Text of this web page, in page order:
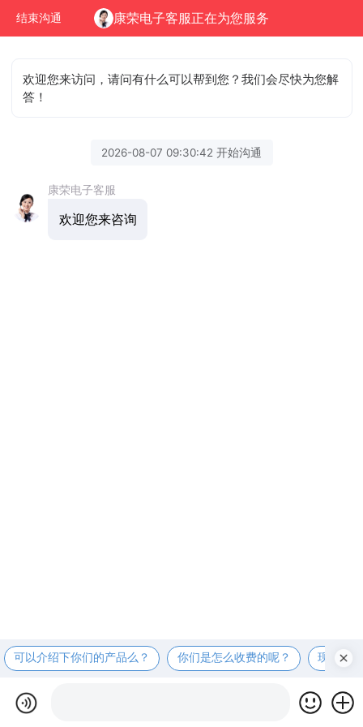
结束沟通 康荣电子客服正在为您服务
欢迎您来访问，请问有什么可以帮到您？我们会尽快为您解
答！
2026-08-07 09:30:42 开始沟通
康荣电子客服
欢迎您来咨询
可以介绍下你们的产品么？ 你们是怎么收费的呢？ 现在有